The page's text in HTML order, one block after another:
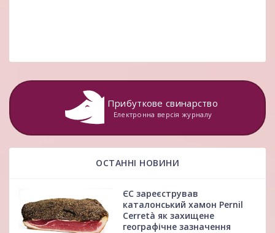
Прибуткове свинарство
Електронна версія журналу
ОСТАННІ НОВИНИ
ЄС зареєстрував
каталонський хамон Pernil
Cerretà як захищене
географічне зазначення